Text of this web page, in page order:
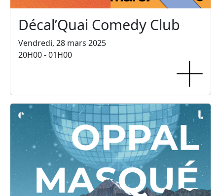
Décal’Quai Comedy Club
Vendredi, 28 mars 2025
20H00 - 01H00